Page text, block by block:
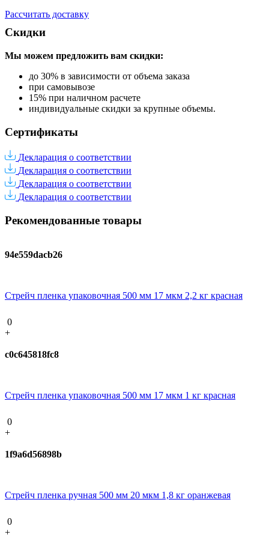
Рассчитать доставку
Скидки
Мы можем предложить вам скидки:
до 30% в зависимости от объема заказа
при самовывозе
15% при наличном расчете
индивидуальные скидки за крупные объемы.
Сертификаты
Декларация о соответствии
Декларация о соответствии
Декларация о соответствии
Декларация о соответствии
Рекомендованные товары
94e559dacb26
Стрейч пленка упаковочная 500 мм 17 мкм 2,2 кг красная
0
+
c0c645818fc8
Стрейч пленка упаковочная 500 мм 17 мкм 1 кг красная
0
+
1f9a6d56898b
Стрейч пленка ручная 500 мм 20 мкм 1,8 кг оранжевая
0
+